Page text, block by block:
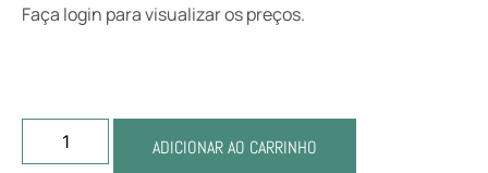
Faça login para visualizar os preços.
ADICIONAR AO CARRINHO